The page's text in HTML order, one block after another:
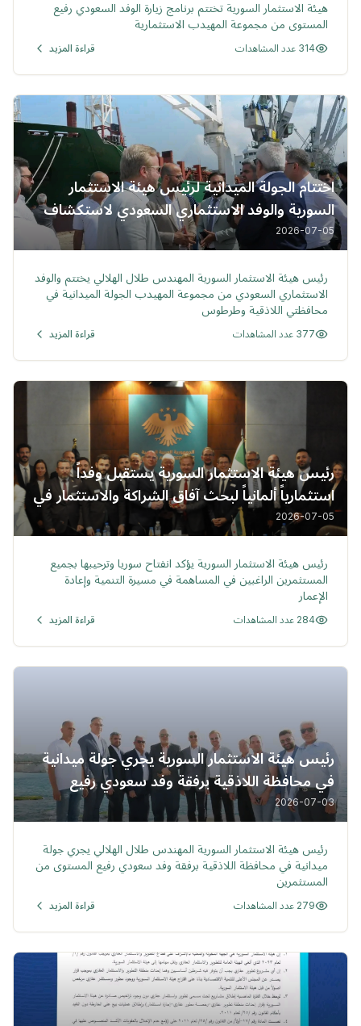
هيئة الاستثمار السورية تختتم برنامج زيارة الوفد السعودي رفيع
المستوى من مجموعة المهيدب الاستثمارية
314 عدد المشاهدات قراءة المزيد
اختتام الجولة الميدانية لرئيس هيئة الاستثمار
السورية والوفد الاستثماري السعودي لاستكشاف
الفرص الاستثمارية في اللاذقية وطرطوس
2026-07-05
رئيس هيئة الاستثمار السورية المهندس طلال الهلالي يختتم والوفد
الاستثماري السعودي من مجموعة المهيدب الجولة الميدانية في
محافظتي اللاذقية وطرطوس
377 عدد المشاهدات قراءة المزيد
رئيس هيئة الاستثمار السورية يستقبل وفداً
استثمارياً ألمانياً لبحث آفاق الشراكة والاستثمار في
سوريا
2026-07-05
رئيس هيئة الاستثمار السورية يؤكد انفتاح سوريا وترحيبها بجميع
المستثمرين الراغبين في المساهمة في مسيرة التنمية وإعادة
الإعمار
284 عدد المشاهدات قراءة المزيد
رئيس هيئة الاستثمار السورية يجري جولة ميدانية
في محافظة اللاذقية برفقة وفد سعودي رفيع
المستوى لاستكشاف الفرص الاستثمارية
2026-07-03
رئيس هيئة الاستثمار السورية المهندس طلال الهلالي يجري جولة
ميدانية في محافظة اللاذقية برفقة وفد سعودي رفيع المستوى من
المستثمرين
279 عدد المشاهدات قراءة المزيد